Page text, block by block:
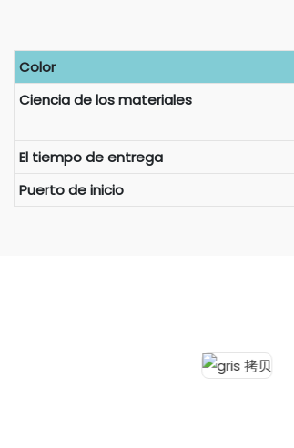
Color
Ciencia de los materiales
El tiempo de entrega
Puerto de inicio